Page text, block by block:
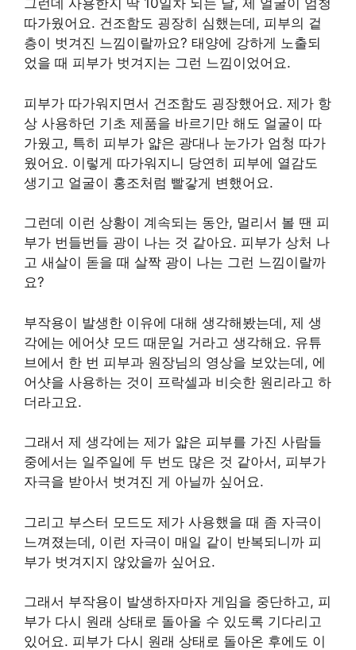
그런데 사용한지 딱 10일차 되는 날, 제 얼굴이 엄청
따가웠어요. 건조함도 굉장히 심했는데, 피부의 겉
층이 벗겨진 느낌이랄까요? 태양에 강하게 노출되
었을 때 피부가 벗겨지는 그런 느낌이었어요.
피부가 따가워지면서 건조함도 굉장했어요. 제가 항
상 사용하던 기초 제품을 바르기만 해도 얼굴이 따
가웠고, 특히 피부가 얇은 광대나 눈가가 엄청 따가
웠어요. 이렇게 따가워지니 당연히 피부에 열감도
생기고 얼굴이 홍조처럼 빨갛게 변했어요.
그런데 이런 상황이 계속되는 동안, 멀리서 볼 땐 피
부가 번들번들 광이 나는 것 같아요. 피부가 상처 나
고 새살이 돋을 때 살짝 광이 나는 그런 느낌이랄까
요?
부작용이 발생한 이유에 대해 생각해봤는데, 제 생
각에는 에어샷 모드 때문일 거라고 생각해요. 유튜
브에서 한 번 피부과 원장님의 영상을 보았는데, 에
어샷을 사용하는 것이 프락셀과 비슷한 원리라고 하
더라고요.
그래서 제 생각에는 제가 얇은 피부를 가진 사람들
중에서는 일주일에 두 번도 많은 것 같아서, 피부가
자극을 받아서 벗겨진 게 아닐까 싶어요.
그리고 부스터 모드도 제가 사용했을 때 좀 자극이
느껴졌는데, 이런 자극이 매일 같이 반복되니까 피
부가 벗겨지지 않았을까 싶어요.
그래서 부작용이 발생하자마자 게임을 중단하고, 피
부가 다시 원래 상태로 돌아올 수 있도록 기다리고
있어요. 피부가 다시 원래 상태로 돌아온 후에도 이